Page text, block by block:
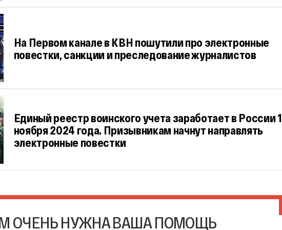
На Первом канале в КВН пошутили про электронные
повестки, санкции и преследование журналистов
Единый реестр воинского учета заработает в России 1
ноября 2024 года. Призывникам начнут направлять
электронные повестки
ОЧЕНЬ НУЖНА ВАША ПОМОЩЬ